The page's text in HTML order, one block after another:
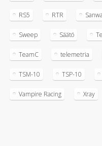
RS5 RTR Sanwa
Sweep Säätö
TeamC telemetria
TSM-10 TSP-10
Vampire Racing Xray